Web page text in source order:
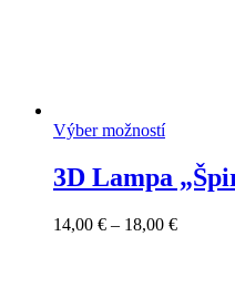
Výber možností
3D Lampa
14,00 € – 18,00 €Price